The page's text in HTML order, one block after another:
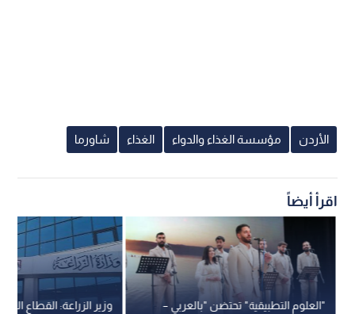
الأردن مؤسسة الغذاء والدواء الغذاء شاورما
اقرأ أيضاً
وزير الزراعة: القطاع
"العلوم التطبيقية" تحتضن "بالعربي –